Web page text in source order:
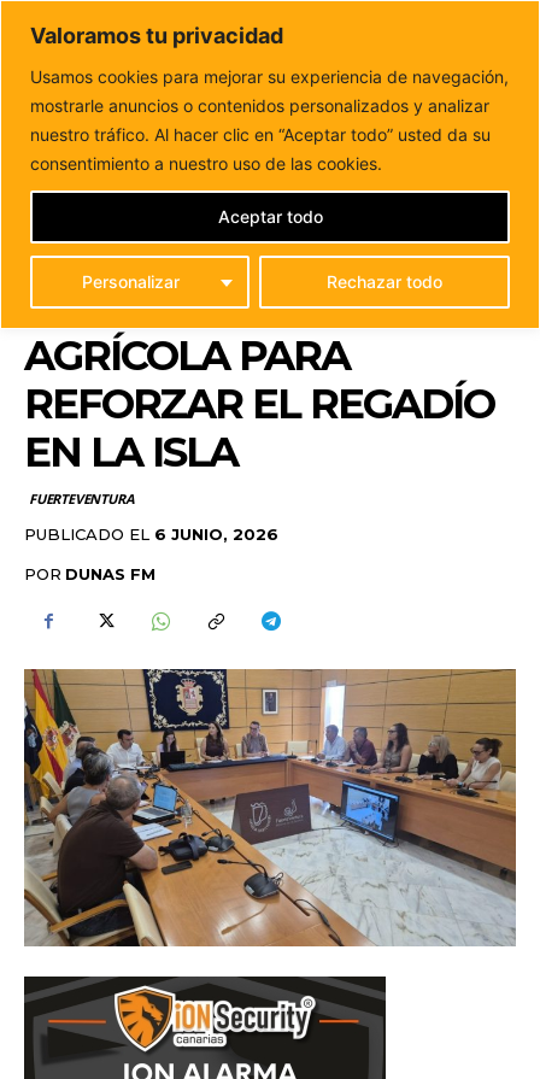
Valoramos tu privacidad
Usamos cookies para mejorar su experiencia de navegación,
mostrarle anuncios o contenidos personalizados y analizar
nuestro tráfico. Al hacer clic en “Aceptar todo” usted da su
consentimiento a nuestro uso de las cookies.
Personalizar Rechazar todo
Aceptar todo
DUNAS FM
Tu informacion de forma cercana
Inicio FUERTEVENTURA
Fuerteventura da luz verde a una
nueva desalinizadora agrícola para reforzar el...
FUERTEVENTURA DA
LUZ VERDE A UNA
NUEVA
DESALINIZADORA
AGRÍCOLA PARA
REFORZAR EL REGADÍO
EN LA ISLA
FUERTEVENTURA
PUBLICADO EL 6 JUNIO, 2026
POR DUNAS FM